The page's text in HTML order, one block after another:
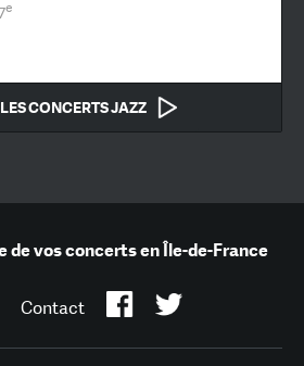
e
CONCERTS JAZZ
de vos concerts en Île-de-France
Contact